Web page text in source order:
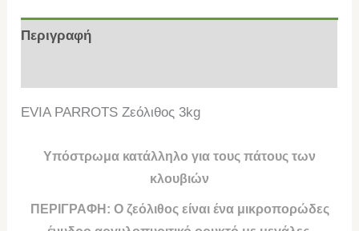
Περιγραφή
EVIA PARROTS Ζεόλιθος 3kg
Υπόστρωμα κατάλληλο για τους πάτους των
κλουβιών
ΠΕΡΙΓΡΑΦΗ: Ο ζεόλιθος είναι ένα μικροπορώδες